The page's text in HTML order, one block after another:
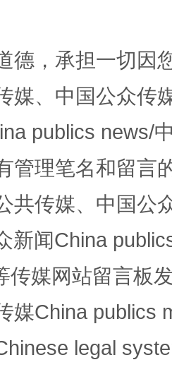
声名
地、白藏房
德，承担一切因
媒、中国公众传
publics news/
管理笔名和留言
共传媒、中国公
新闻China
传媒网站留言板
媒China publics
legal